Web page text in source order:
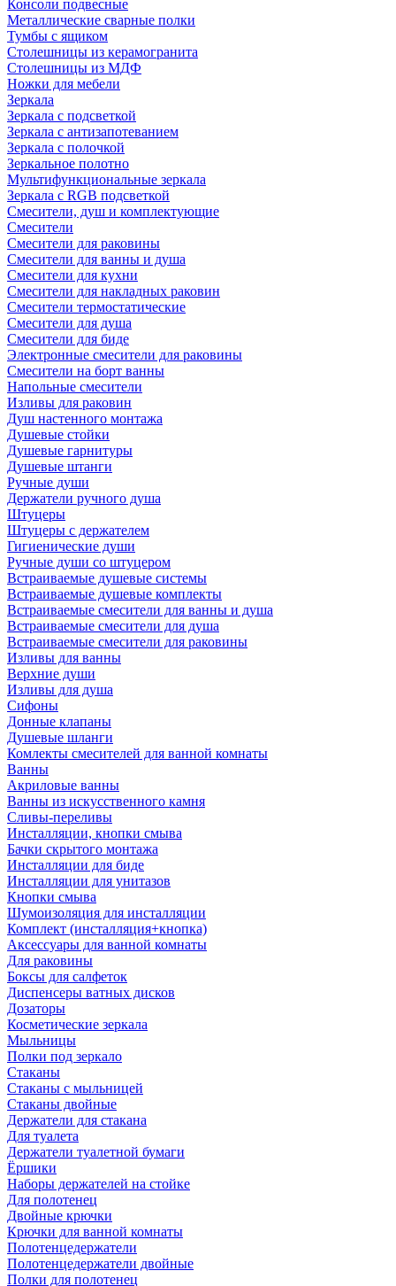
Консоли подвесные
Металлические сварные полки
Тумбы с ящиком
Столешницы из керамогранита
Столешницы из МДФ
Ножки для мебели
Зеркала
Зеркала с подсветкой
Зеркала с антизапотеванием
Зеркала с полочкой
Зеркальное полотно
Мультифункциональные зеркала
Зеркала c RGB подсветкой
Смесители, душ и комплектующие
Смесители
Смесители для раковины
Смесители для ванны и душа
Смесители для кухни
Смесители для накладных раковин
Смесители термостатические
Смесители для душа
Смесители для биде
Электронные смесители для раковины
Смесители на борт ванны
Напольные смесители
Изливы для раковин
Душ настенного монтажа
Душевые стойки
Душевые гарнитуры
Душевые штанги
Ручные души
Держатели ручного душа
Штуцеры
Штуцеры с держателем
Гигиенические души
Ручные души со штуцером
Встраиваемые душевые системы
Встраиваемые душевые комплекты
Встраиваемые смесители для ванны и душа
Встраиваемые смесители для душа
Встраиваемые смесители для раковины
Изливы для ванны
Верхние души
Изливы для душа
Сифоны
Донные клапаны
Душевые шланги
Комлекты смесителей для ванной комнаты
Ванны
Акриловые ванны
Ванны из искусственного камня
Сливы-переливы
Инсталляции, кнопки смыва
Бачки скрытого монтажа
Инсталляции для биде
Инсталляции для унитазов
Кнопки смыва
Шумоизоляция для инсталляции
Комплект (инсталляция+кнопка)
Аксессуары для ванной комнаты
Для раковины
Боксы для салфеток
Диспенсеры ватных дисков
Дозаторы
Косметические зеркала
Мыльницы
Полки под зеркало
Стаканы
Стаканы с мыльницей
Стаканы двойные
Держатели для стакана
Для туалета
Держатели туалетной бумаги
Ёршики
Наборы держателей на стойке
Для полотенец
Двойные крючки
Крючки для ванной комнаты
Полотенцедержатели
Полотенцедержатели двойные
Полки для полотенец